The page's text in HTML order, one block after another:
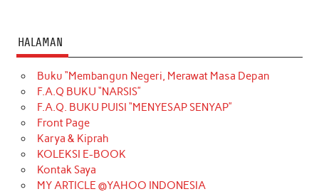
HALAMAN
Buku “Membangun Negeri, Merawat Masa Depan
F.A.Q BUKU “NARSIS”
F.A.Q. BUKU PUISI “MENYESAP SENYAP”
Front Page
Karya & Kiprah
KOLEKSI E-BOOK
Kontak Saya
MY ARTICLE @YAHOO INDONESIA